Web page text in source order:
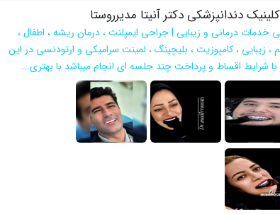
كلينيك دندانپزشكى دكتر آنيتا مديرروستا
خدمات درمانى و زيبايى | جراحى ايمپلنت ، درمان ريشه ، اطفال ،
، زيبايى ، كامپوزيت ، بليچينگ ، لمينت سراميكى و ارتودنسى در اين
با شرايط اقساط و پرداخت چند جلسه اى انجام ميباشد با بهتري...